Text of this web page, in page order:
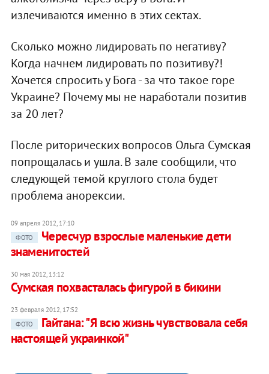
излечиваются именно в этих сектах.
Сколько можно лидировать по негативу?
Когда начнем лидировать по позитиву?!
Хочется спросить у Бога - за что такое горе
Украине? Почему мы не наработали позитив
за 20 лет?
После риторических вопросов Ольга Сумская
попрощалась и ушла. В зале сообщили, что
следующей темой круглого стола будет
проблема анорексии.
09 апреля 2012, 17:10
ФОТО
Чересчур взрослые маленькие дети
знаменитостей
30 мая 2012, 13:12
Сумская похвасталась фигурой в бикини
23 февраля 2012, 17:52
ФОТО
Гайтана: "Я всю жизнь чувствовала себя
настоящей украинкой"